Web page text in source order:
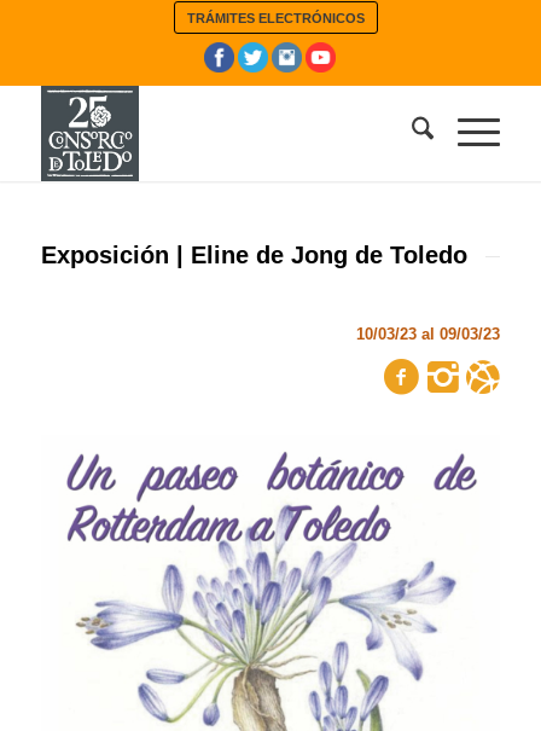
TRÁMITES ELECTRÓNICOS
Exposición | Eline de Jong de Toledo
10/03/23 al 09/03/23